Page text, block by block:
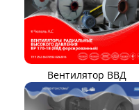
Вентилятор ВВД